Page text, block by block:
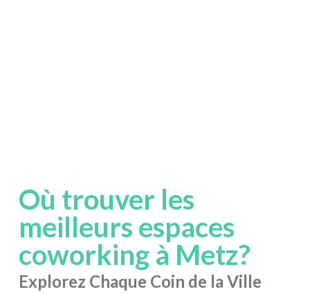
Où trouver les
meilleurs espaces
coworking à Metz?
Explorez Chaque Coin de la Ville